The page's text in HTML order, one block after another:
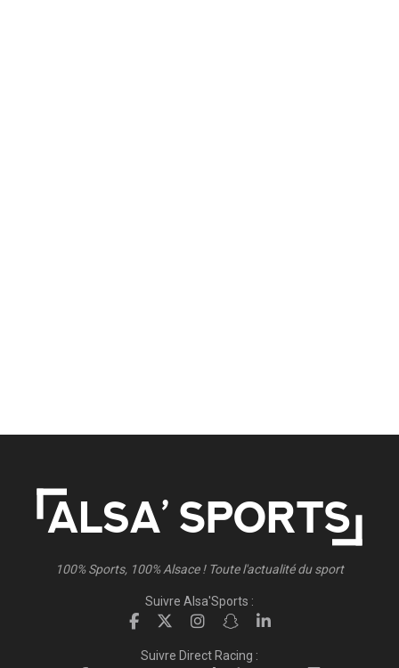
100% Sports, 100% Alsace ! Toute l'actualité du sport
Suivre Alsa'Sports :
Suivre Direct Racing :